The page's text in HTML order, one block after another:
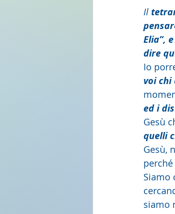
Il
Elia”,
dire
Io
voi chi
ed i
Gesù
quelli
Gesù,
Siamo
siamo